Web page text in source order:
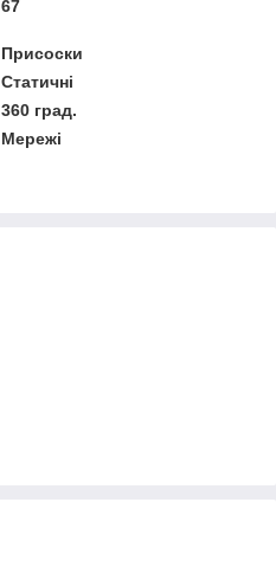
67
Присоски
Статичні
360 град.
Мережі